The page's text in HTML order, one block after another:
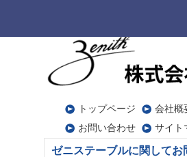
トップページ
会社概
お問い合わせ
サイト
ゼニステーブルに関してお